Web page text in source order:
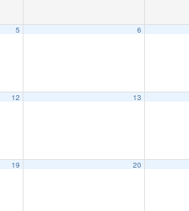
5 6
12 13
19 20